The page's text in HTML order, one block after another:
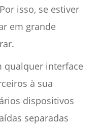
isso, se estiver
em grande
qualquer interface
à sua
dispositivos
separadas